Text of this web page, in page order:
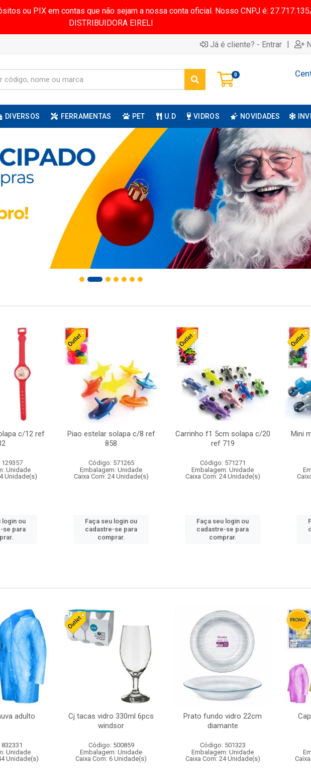
ou PIX em contas que não sejam a nossa conta oficial. Nosso CNPJ é:
DISTRIBUIDORA EIRELI
Já é cliente? - Entrar |
0
DIVERSOS FERRAMENTAS PET U.D VIDROS NOVIDADES
c/12 ref
Unidade
Unidade(s)
login ou
se para
Piao estelar solapa c/8 ref
858
Código: 571265
Embalagem: Unidade
Caixa Com: 24 Unidade(s)
Faça seu login ou
cadastre-se para
comprar.
Carrinho f1 5cm solapa c/20
ref 719
Código: 571271
Embalagem: Unidade
Caixa Com: 24 Unidade(s)
Faça seu login ou
cadastre-se para
comprar.
Mini
adulto
Unidade
Unidade(s)
Cj tacas vidro 330ml 6pcs
windsor
Código: 500859
Embalagem: Unidade
Caixa Com: 6 Unidade(s)
Prato fundo vidro 22cm
diamante
Código: 501323
Embalagem: Unidade
Caixa Com: 24 Unidade(s)